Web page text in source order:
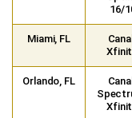
16/
Miami, FL
Orlando, FL